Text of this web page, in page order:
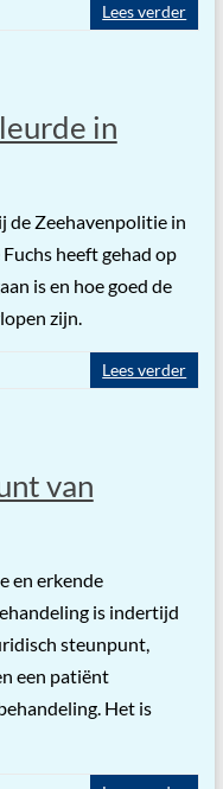
Lees verder
in
de Zeehavenpolitie in
heeft gehad op
is en hoe goed de
zijn.
Lees verder
van
en erkende
is indertijd
steunpunt,
een patiënt
Het is